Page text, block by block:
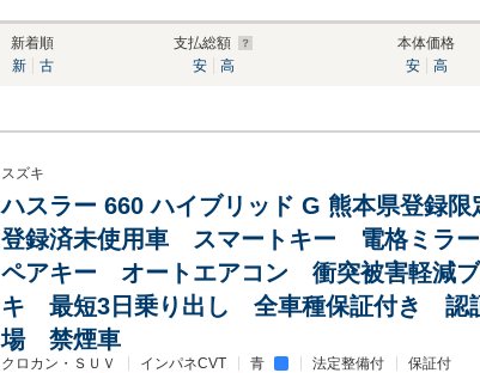
新着順
新
古
支払総額
安
高
本体価格
安
高
スズキ
ハスラー 660 ハイブリッド G 熊本県登録
登録済未使用車 スマートキー 電格ミラ
ペアキー オートエアコン 衝突被害軽減
キ 最短3日乗り出し 全車種保証付き 認
場 禁煙車
クロカン・ＳＵＶ インパネCVT 青 法定整備付 保証付